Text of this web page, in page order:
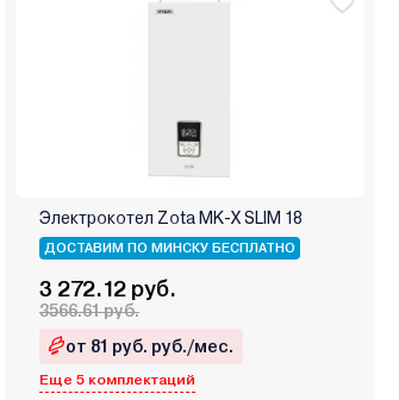
Электрокотел Zota MK-X SLIM 18
ДОСТАВИМ ПО МИНСКУ БЕСПЛАТНО
3 272.12 руб.
3566.61 руб.
от 81 руб. руб./мес.
Еще 5 комплектаций